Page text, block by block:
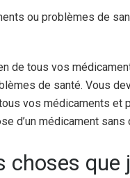
ou problèmes de
de tous vos
de santé. Vous
vos médicaments et
d’un médicament
choses que